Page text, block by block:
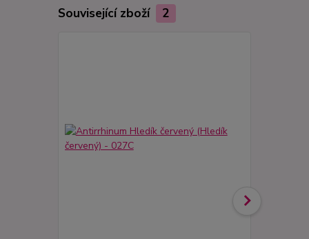
Související zboží 2